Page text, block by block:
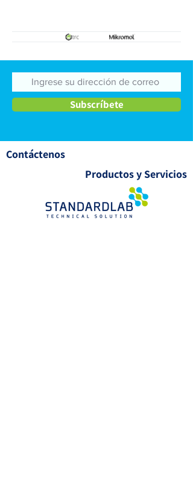
Biotoxinas Marinas
Subscríbete
Contáctenos
Productos y Servicios